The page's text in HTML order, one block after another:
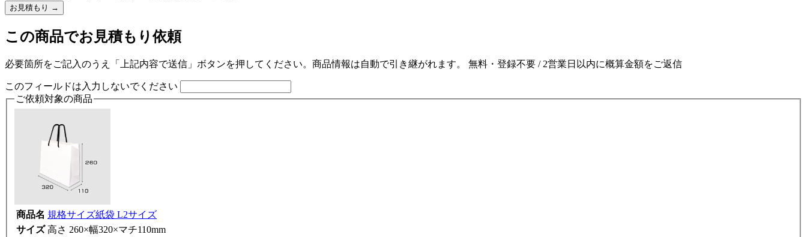
お見積もり →
この商品でお見積もり依頼
必要箇所をご記入のうえ「上記内容で送信」ボタンを押してください。商品情報は自動で引き継がれます。 無料・登録不要 / 2営業日以内に概算金額をご返信
このフィールドは入力しないでください
ご依頼対象の商品
商品名 規格サイズ紙袋 L2サイズ
サイズ 高さ 260×幅320×マチ110mm